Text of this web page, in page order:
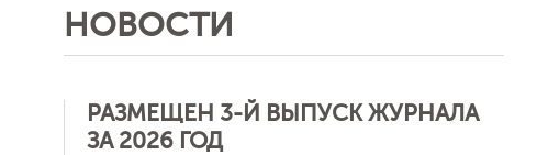
НОВОСТИ
РАЗМЕЩЕН 3-Й ВЫПУСК ЖУРНАЛА
ЗА 2026 ГОД